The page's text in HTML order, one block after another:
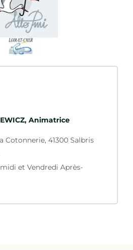
Animatrice
Cotonnerie, 41300 Salbris
et Vendredi Après-